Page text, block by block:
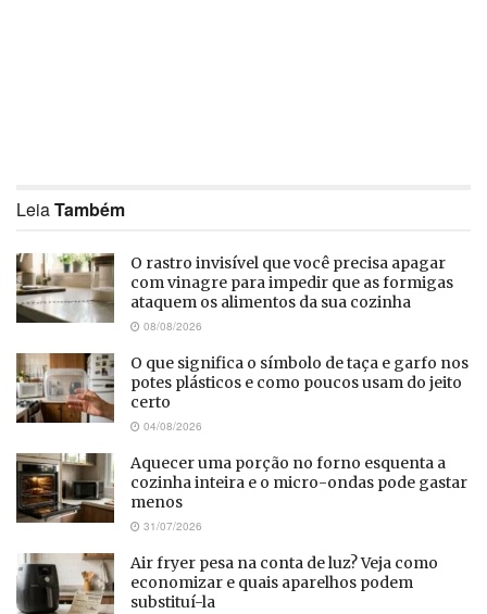
LeiaTambém
O rastro invisível que você precisa apagar
com vinagre para impedir que as formigas
ataquem os alimentos da sua cozinha
08/08/2026
O que significa o símbolo de taça e garfo nos
potes plásticos e como poucos usam do jeito
certo
04/08/2026
Aquecer uma porção no forno esquenta a
cozinha inteira e o micro-ondas pode gastar
menos
31/07/2026
Air fryer pesa na conta de luz? Veja como
economizar e quais aparelhos podem
substituí-la